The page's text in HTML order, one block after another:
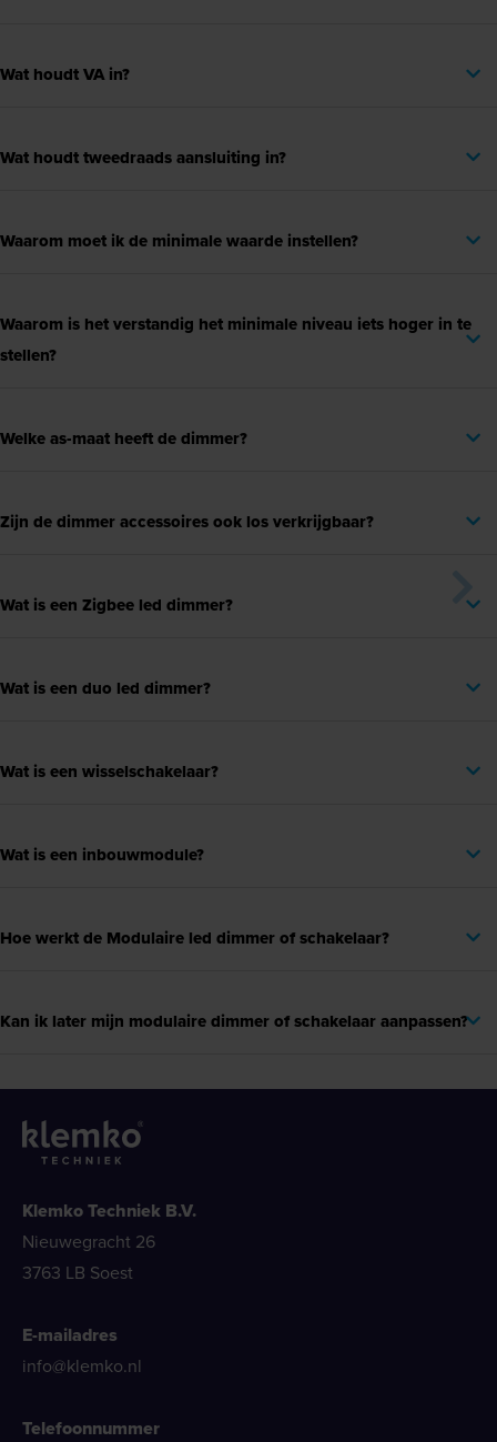
Wat houdt VA in?
Wat houdt tweedraads aansluiting in?
Waarom moet ik de minimale waarde instellen?
Waarom is het verstandig het minimale niveau iets hoger in te
stellen?
Welke as-maat heeft de dimmer?
Zijn de dimmer accessoires ook los verkrijgbaar?
Wat is een Zigbee led dimmer?
Wat is een duo led dimmer?
Wat is een wisselschakelaar?
Wat is een inbouwmodule?
Hoe werkt de Modulaire led dimmer of schakelaar?
Kan ik later mijn modulaire dimmer of schakelaar aanpassen?
Klemko Techniek B.V.
Nieuwegracht 26
3763 LB Soest
E-mailadres
info@klemko.nl
Telefoonnummer